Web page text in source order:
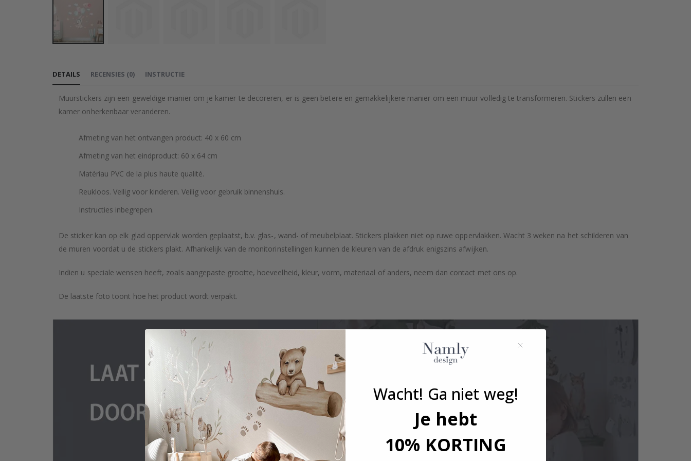
het
van
de
DETAILS
Muurstickers zijn een geweldige manier om je kamer te decoreren, er is geen betere en gemakkelijkere manier om een muur volledig te transformeren. Stickers zullen een
kamer onherkenbaar veranderen.
Afmeting van het ontvangen product: 40 x 60 cm
Afmeting van het eindproduct: 60 x 64 cm
Matériau PVC de la plus haute qualité.
Reukloos. Veilig voor kinderen. Veilig voor gebruik binnenshuis.
Instructies inbegrepen.
De sticker kan op elk glad oppervlak worden geplaatst, b.v. glas-, wand- of meubelplaat. Stickers plakken niet op ruwe oppervlakken. Wacht 3 weken na het schilderen van
de muren voordat u de stickers plakt. Afhankelijk van de monitorinstellingen kunnen de kleuren van de afdruk enigszins afwijken.
Indien u speciale wensen heeft, zoals aangepaste grootte, hoeveelheid, kleur, vorm, materiaal of anders, neem dan contact met ons op.
De laatste foto toont hoe het product wordt verpakt.
RECENSIES (0) INSTRUCTIE
Wacht! Ga niet weg!
Je hebt
10% KORTING